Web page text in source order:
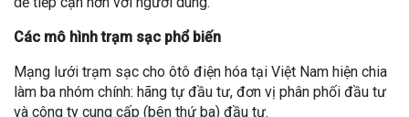
Các mô hình trạm sạc phổ biến
Mạng lưới trạm sạc cho ôtô điện hóa tại Việt Nam hiện chia
làm ba nhóm chính: hãng tự đầu tư, đơn vị phân phối đầu tư
và công ty cung cấp (bên thứ ba) đầu tư.